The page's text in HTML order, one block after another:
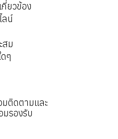
ยวข้อง
ลน์
สม
ๆ
ติดตามและ
มรองรับ